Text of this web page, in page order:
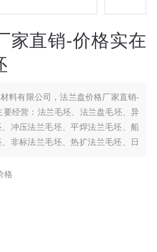
家直销-价格实在
料有限公司，法兰盘价格厂家直销-
经营：法兰毛坯、法兰盘毛坯、异
冲压法兰毛坯、平焊法兰毛坯、船
非标法兰毛坯、热扩法兰毛坯、日
格